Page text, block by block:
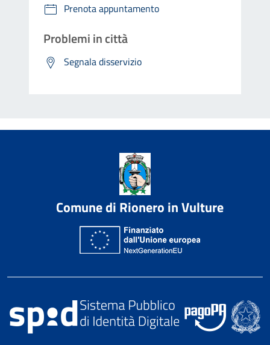
Prenota appuntamento
Problemi in città
Segnala disservizio
Comune di Rionero in Vulture